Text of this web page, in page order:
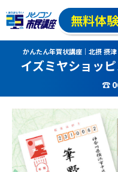
無料体験
かんたん年賀状講座｜北摂 摂
イズミヤショッ
☎